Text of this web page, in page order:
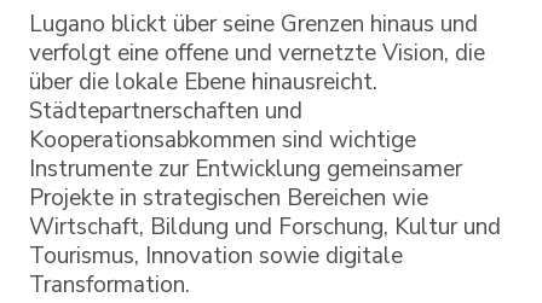
Lugano blickt über seine Grenzen hinaus und
verfolgt eine offene und vernetzte Vision, die
über die lokale Ebene hinausreicht.
Städtepartnerschaften und
Kooperationsabkommen sind wichtige
Instrumente zur Entwicklung gemeinsamer
Projekte in strategischen Bereichen wie
Wirtschaft, Bildung und Forschung, Kultur und
Tourismus, Innovation sowie digitale
Transformation.